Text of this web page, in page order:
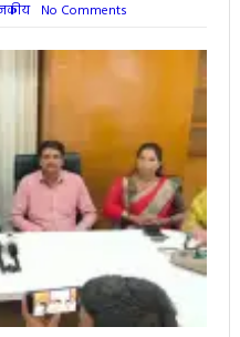
No Comments